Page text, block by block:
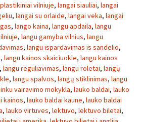
vilniuje, langai siauliai, langai
, langai su orlaide, langai veka, langai
, lango kaina, langu apdaila, langu
, langu gamyba vilnius, langu
, langu ispardavimas is sandelio,
, langu kainos skaiciuokle, langu kainos
, langu reguliavimas, langu roletai, langų
, langu spalvos, langų stiklinimas, langu
vairavimo mokykla, lauko baldai, lauko
kainos, lauko baldai kaune, lauko baldai
, lauko virtuves, lektuvo, lektuvo biletai,